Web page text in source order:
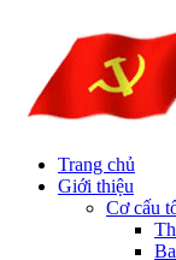
Trang chủ
Giới thiệu
Cơ cấu